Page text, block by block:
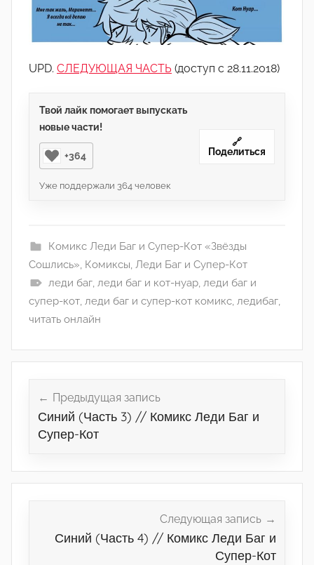
UPD. СЛЕДУЮЩАЯ ЧАСТЬ (доступ с 28.11.2018)
Твой лайк помогает выпускать
новые части!
+364
Уже поддержали 364 человек
🔗
Поделиться
Комикс Леди Баг и Супер-Кот «Звёзды
Сошлись» Комиксы Леди Баг и Супер-Кот
леди баг, леди баг и кот-нуар, леди баг и
супер-кот леди баг и супер-кот комикс ледибаг
читать онлайн
записям
Предыдущая запись
Синий (Часть 3) // Комикс Леди Баг и
Супер-Кот
Следующая запись
Синий (Часть 4) // Комикс Леди Баг и
Супер-Кот